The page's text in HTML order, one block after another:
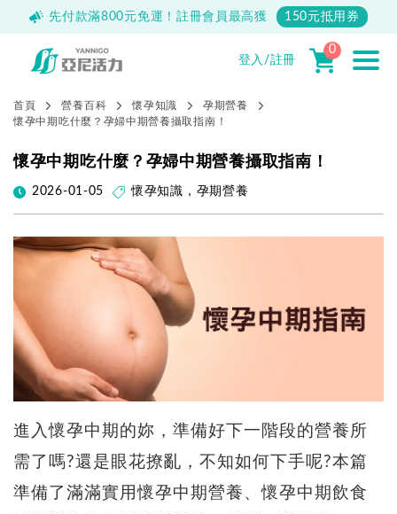
先付款滿800元免運！註冊會員最高獲 150元抵用券
登入/註冊
0
首頁 營養百科 懷孕知識
孕期營養
懷孕中期吃什麼？孕婦中期營養攝取指南！
懷孕中期吃什麼？孕婦中期營養攝取指南！
2026-01-05 懷孕知識 ， 孕期營養
進入懷孕中期的妳，準備好下一階段的營養所
需了嗎?還是眼花撩亂，不知如何下手呢?本篇
準備了滿滿實用懷孕中期營養、懷孕中期飲食